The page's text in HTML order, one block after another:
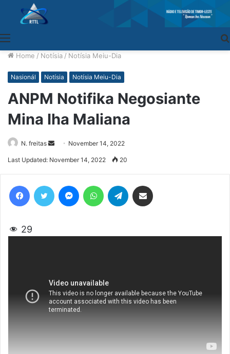
Home / Notísia / Notísia Meiu-Dia
Nasionál Notísia Notísia Meiu-Dia
ANPM Notifika Negosiante
Mina Iha Maliana
N. freitas
SendNovember 14, 2022
Last Updated: November 14, 2022 20
29